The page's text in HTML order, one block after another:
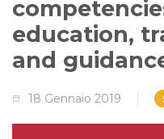
education,
and
18 Gennaio 2019